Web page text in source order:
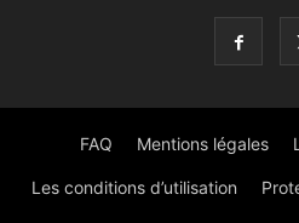
FAQ Mentions légales
Les conditions d’utilisation